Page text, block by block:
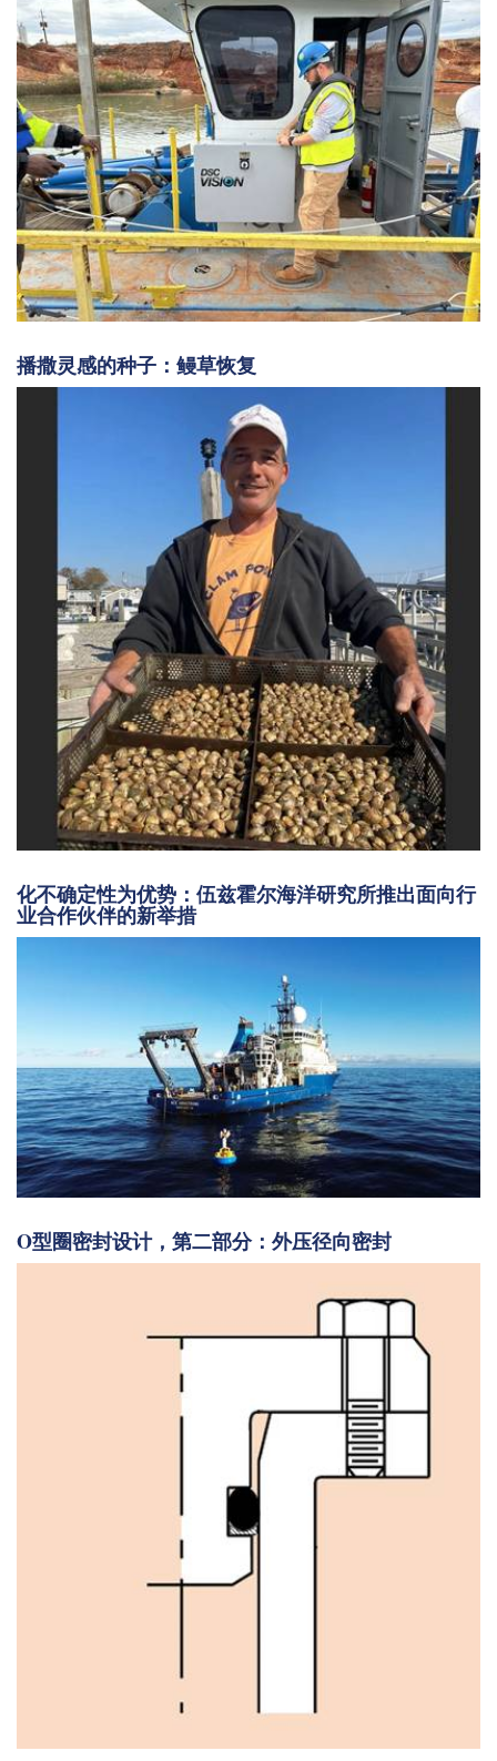
播撒灵感的种子：鳗草恢复
化不确定性为优势：伍兹霍尔海洋研究所推出面向行
业合作伙伴的新举措
O型圈密封设计，第二部分：外压径向密封